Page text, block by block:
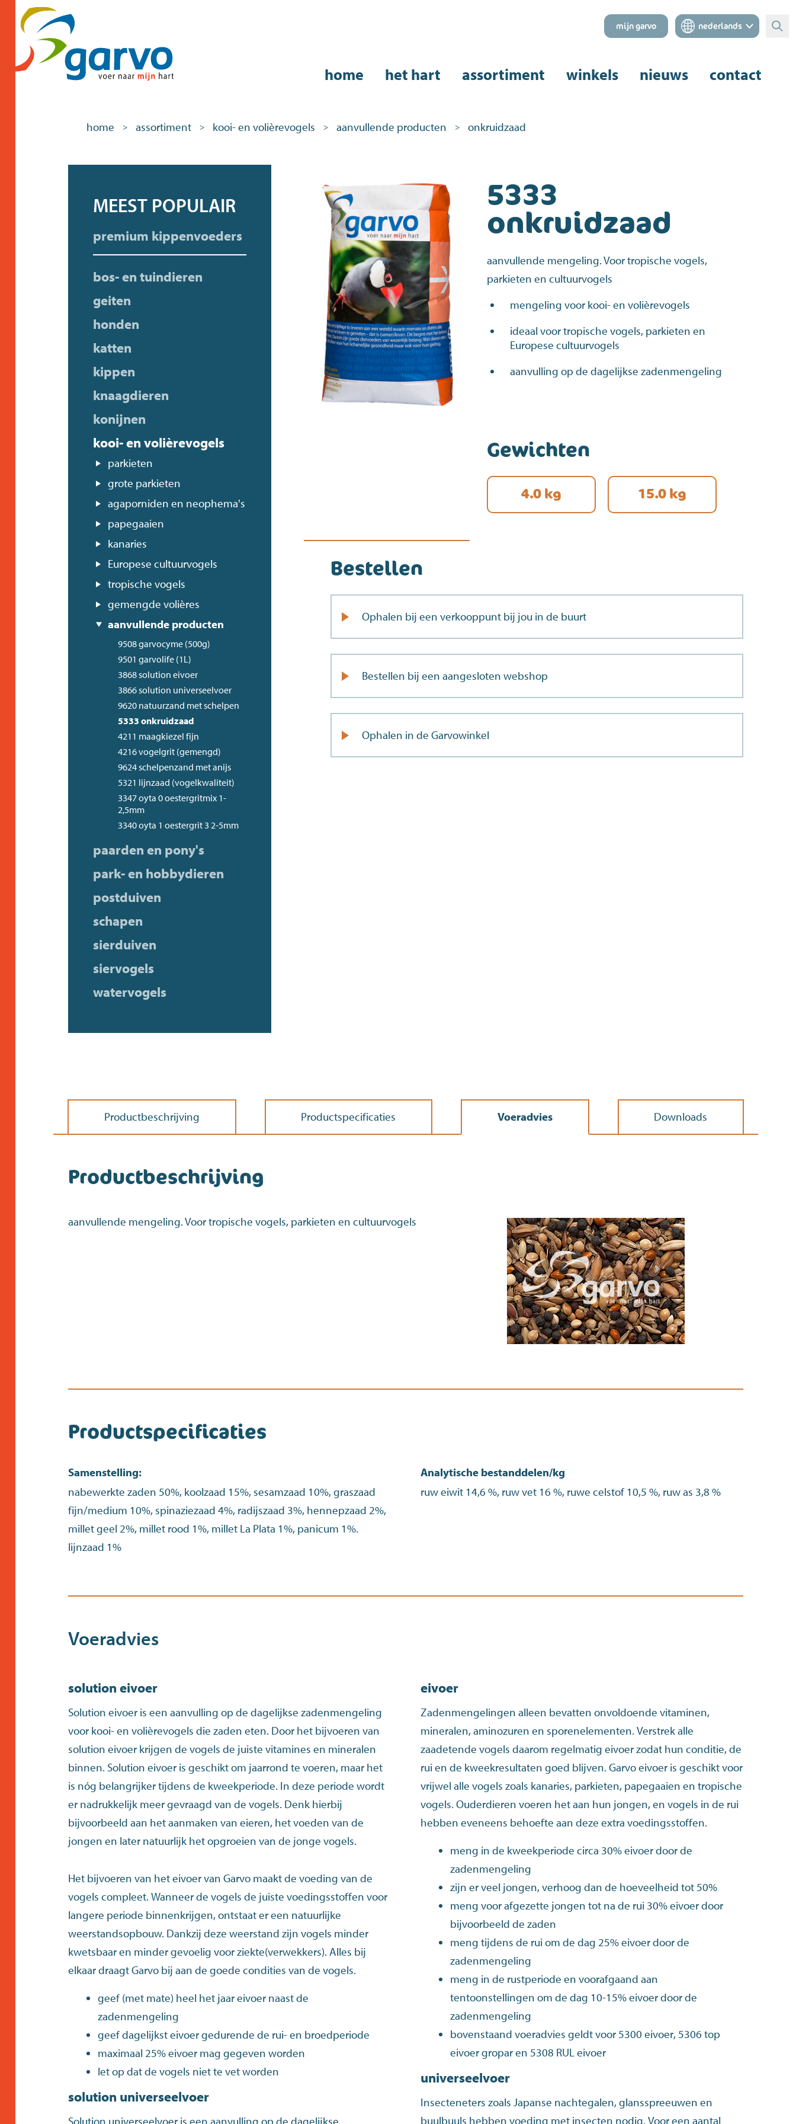
mijn garvo nederlands
home het hart assortiment winkels nieuws contact
home > assortiment > kooi- en volièrevogels > aanvullende producten > onkruidzaad
MEEST POPULAIR
premium kippenvoeders
bos- en tuindieren
geiten
honden
katten
kippen
knaagdieren
konijnen
kooi- en volièrevogels
parkieten
grote parkieten
agaporniden en neophema's
papegaaien
kanaries
Europese cultuurvogels
tropische vogels
gemengde volières
aanvullende producten
9508 garvocyme (500g)
9501 garvolife (1L)
3868 solution eivoer
3866 solution universeelvoer
9620 natuurzand met schelpen
5333 onkruidzaad
4211 maagkiezel fijn
4216 vogelgrit (gemengd)
9624 schelpenzand met anijs
5321 lijnzaad (vogelkwaliteit)
3347 oyta 0 oestergritmix 1-
2,5mm
3340 oyta 1 oestergrit 3 2-5mm
paarden en pony's
park- en hobbydieren
postduiven
schapen
sierduiven
siervogels
watervogels
5333
onkruidzaad
aanvullende mengeling. Voor tropische vogels,
parkieten en cultuurvogels
mengeling voor kooi- en volièrevogels
ideaal voor tropische vogels, parkieten en
Europese cultuurvogels
aanvulling op de dagelijkse zadenmengeling
Gewichten
4.0 kg 15.0 kg
Bestellen
Ophalen bij een verkooppunt bij jou in de buurt
Bestellen bij een aangesloten webshop
Ophalen in de Garvowinkel
Productbeschrijving Productspecificaties Voeradvies Downloads
Productbeschrijving
aanvullende mengeling. Voor tropische vogels, parkieten en cultuurvogels
Productspecificaties
Samenstelling:
nabewerkte zaden 50%, koolzaad 15%, sesamzaad 10%, graszaad
fijn/medium 10%, spinaziezaad 4%, radijszaad 3%, hennepzaad 2%,
millet geel 2%, millet rood 1%, millet La Plata 1%, panicum 1%.
lijnzaad 1%
Analytische bestanddelen/kg
ruw eiwit 14,6 %, ruw vet 16 %, ruwe celstof 10,5 %, ruw as 3,8 %
Voeradvies
solution eivoer
Solution eivoer is een aanvulling op de dagelijkse zadenmengeling
voor kooi- en volièrevogels die zaden eten. Door het bijvoeren van
solution eivoer krijgen de vogels de juiste vitamines en mineralen
binnen. Solution eivoer is geschikt om jaarrond te voeren, maar het
is nóg belangrijker tijdens de kweekperiode. In deze periode wordt
er nadrukkelijk meer gevraagd van de vogels. Denk hierbij
bijvoorbeeld aan het aanmaken van eieren, het voeden van de
jongen en later natuurlijk het opgroeien van de jonge vogels.
Het bijvoeren van het eivoer van Garvo maakt de voeding van de
vogels compleet. Wanneer de vogels de juiste voedingsstoffen voor
langere periode binnenkrijgen, ontstaat er een natuurlijke
weerstandsopbouw. Dankzij deze weerstand zijn vogels minder
kwetsbaar en minder gevoelig voor ziekte(verwekkers). Alles bij
elkaar draagt Garvo bij aan de goede condities van de vogels.
geef (met mate) heel het jaar eivoer naast de
zadenmengeling
geef dagelijkst eivoer gedurende de rui- en broedperiode
maximaal 25% eivoer mag gegeven worden
let op dat de vogels niet te vet worden
solution universeelvoer
eivoer
Zadenmengelingen alleen bevatten onvoldoende vitaminen,
mineralen, aminozuren en sporenelementen. Verstrek alle
zaadetende vogels daarom regelmatig eivoer zodat hun conditie, de
rui en de kweekresultaten goed blijven. Garvo eivoer is geschikt voor
vrijwel alle vogels zoals kanaries, parkieten, papegaaien en tropische
vogels. Ouderdieren voeren het aan hun jongen, en vogels in de rui
hebben eveneens behoefte aan deze extra voedingsstoffen.
meng in de kweekperiode circa 30% eivoer door de
zadenmengeling
zijn er veel jongen, verhoog dan de hoeveelheid tot 50%
meng voor afgezette jongen tot na de rui 30% eivoer door
bijvoorbeeld de zaden
meng tijdens de rui om de dag 25% eivoer door de
zadenmengeling
meng in de rustperiode en voorafgaand aan
tentoonstellingen om de dag 10-15% eivoer door de
zadenmengeling
bovenstaand voeradvies geldt voor 5300 eivoer, 5306 top
eivoer groparen 5308 RUL eivoer
universeelvoer
Insecteneters zoals Japanse nachtegalen, glansspreeuwen en
buulbuuls hebben voeding met insecten nodig. Voor een aantal